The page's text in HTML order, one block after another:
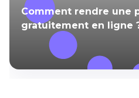
Comment rendre une
gratuitement en ligne